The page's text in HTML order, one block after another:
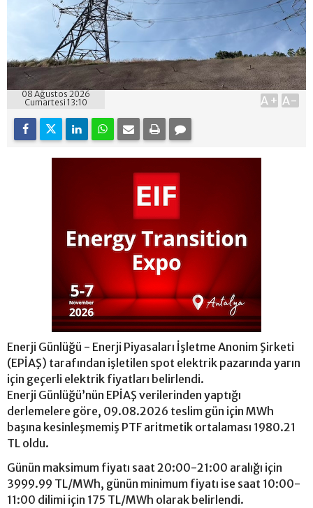
08 Ağustos 2026
Cumartesi 13:10
A+ A-
Enerji Günlüğü - Enerji Piyasaları İşletme Anonim Şirketi
(EPİAŞ) tarafından işletilen spot elektrik pazarında yarın
için geçerli elektrik fiyatları belirlendi.
Enerji Günlüğü’nün EPİAŞ verilerinden yaptığı
derlemelere göre, 09.08.2026 teslim gün için MWh
başına kesinleşmemiş PTF aritmetik ortalaması 1980.21
TL oldu.
Günün maksimum fiyatı saat 20:00-21:00 aralığı için
3999.99 TL/MWh, günün minimum fiyatı ise saat 10:00-
11:00 dilimi için 175 TL/MWh olarak belirlendi.